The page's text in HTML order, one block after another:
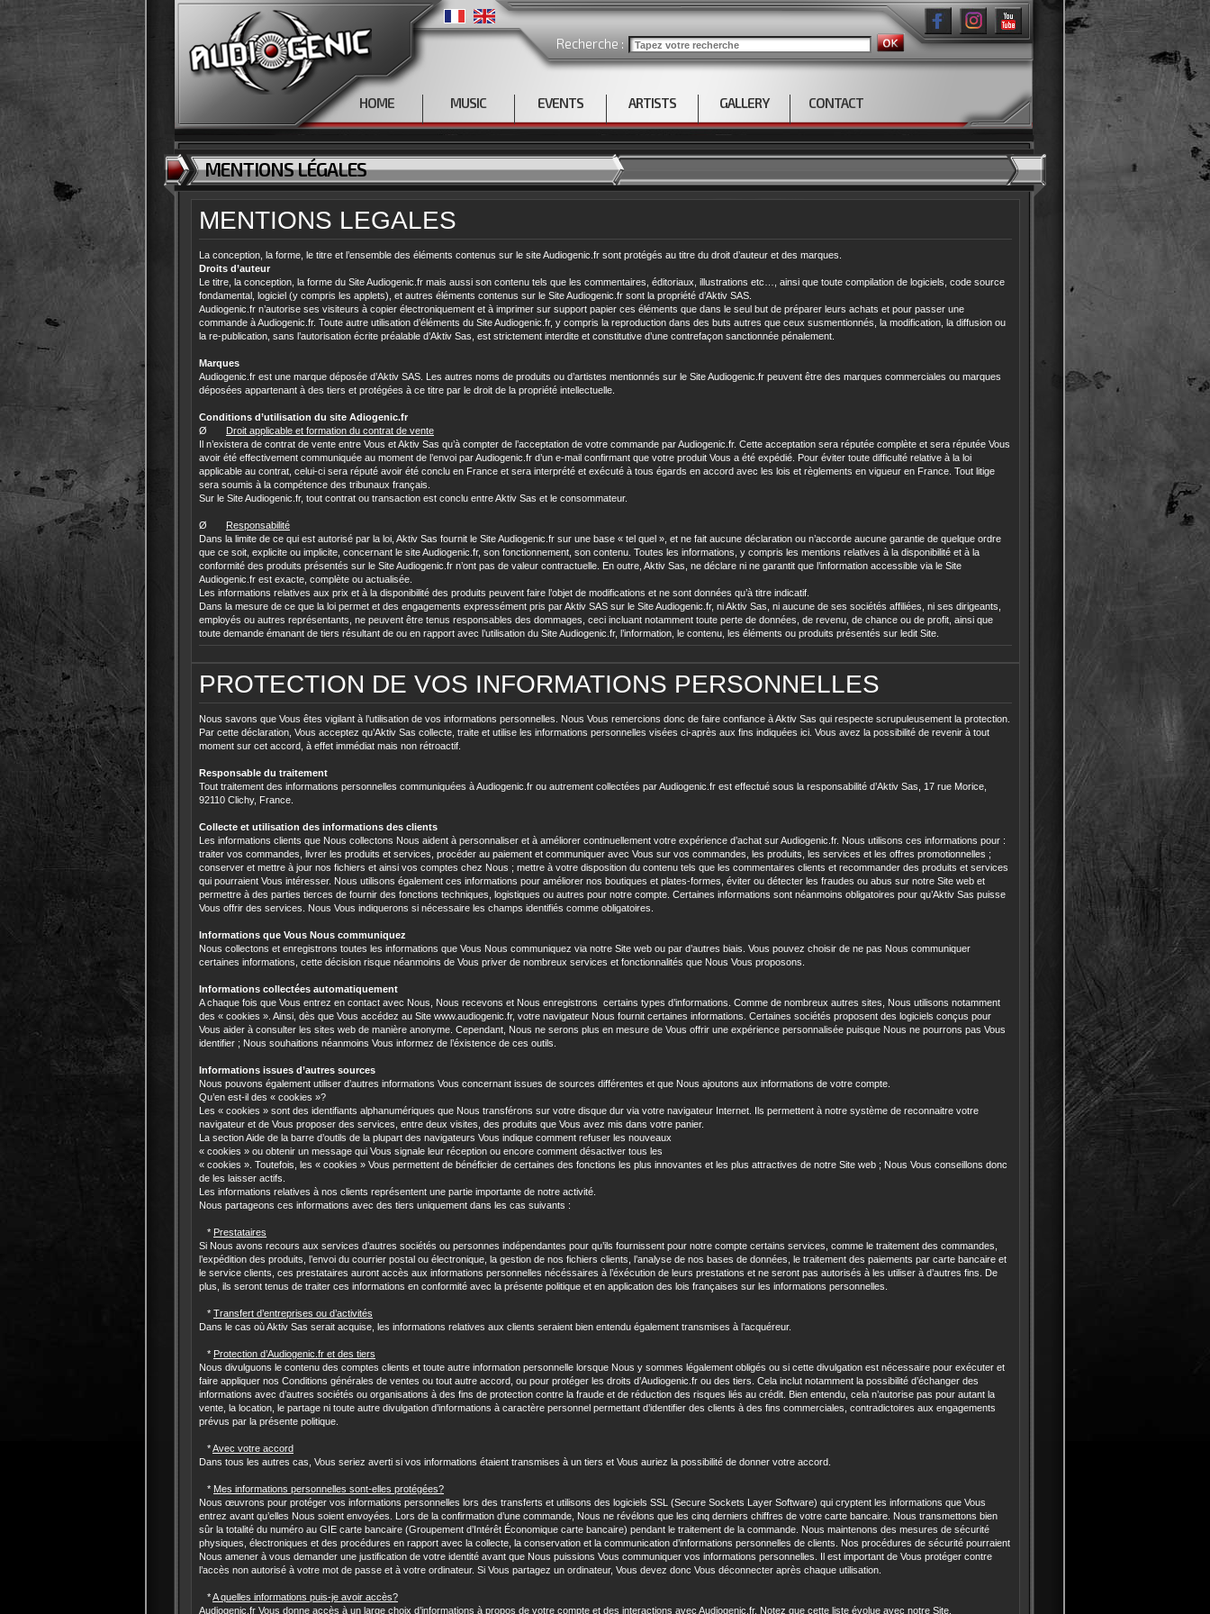
Recherche :
HOME MUSIC EVENTS ARTISTS GALLERY CONTACT
MENTIONS LÉGALES
MENTIONS LEGALES
La conception, la forme, le titre et l’ensemble des éléments contenus sur le site Audiogenic.fr sont protégés au titre du droit d’auteur et des marques.
Droits d’auteur
Le titre, la conception, la forme du Site Audiogenic.fr mais aussi son contenu tels que les commentaires, éditoriaux, illustrations etc…, ainsi que toute compilation de logiciels, code source
fondamental, logiciel (y compris les applets), et autres éléments contenus sur le Site Audiogenic.fr sont la propriété d’Aktiv SAS.
Audiogenic.fr n’autorise ses visiteurs à copier électroniquement et à imprimer sur support papier ces éléments que dans le seul but de préparer leurs achats et pour passer une
commande à Audiogenic.fr. Toute autre utilisation d’éléments du Site Audiogenic.fr, y compris la reproduction dans des buts autres que ceux susmentionnés, la modification, la diffusion ou
la re-publication, sans l’autorisation écrite préalable d’Aktiv Sas, est strictement interdite et constitutive d’une contrefaçon sanctionnée pénalement.
Marques
Audiogenic.fr est une marque déposée d’Aktiv SAS. Les autres noms de produits ou d’artistes mentionnés sur le Site Audiogenic.fr peuvent être des marques commerciales ou marques
déposées appartenant à des tiers et protégées à ce titre par le droit de la propriété intellectuelle.
Conditions d’utilisation du site Adiogenic.fr
Ø Droit applicable et formation du contrat de vente
Il n’existera de contrat de vente entre Vous et Aktiv Sas qu’à compter de l’acceptation de votre commande par Audiogenic.fr. Cette acceptation sera réputée complète et sera réputée Vous
avoir été effectivement communiquée au moment de l’envoi par Audiogenic.fr d’un e-mail confirmant que votre produit Vous a été expédié. Pour éviter toute difficulté relative à la loi
applicable au contrat, celui-ci sera réputé avoir été conclu en France et sera interprété et exécuté à tous égards en accord avec les lois et règlements en vigueur en France. Tout litige
sera soumis à la compétence des tribunaux français.
Sur le Site Audiogenic.fr, tout contrat ou transaction est conclu entre Aktiv Sas et le consommateur.
Ø Responsabilité
Dans la limite de ce qui est autorisé par la loi, Aktiv Sas fournit le Site Audiogenic.fr sur une base « tel quel », et ne fait aucune déclaration ou n’accorde aucune garantie de quelque ordre
que ce soit, explicite ou implicite, concernant le site Audiogenic.fr, son fonctionnement, son contenu. Toutes les informations, y compris les mentions relatives à la disponibilité et à la
conformité des produits présentés sur le Site Audiogenic.fr n’ont pas de valeur contractuelle. En outre, Aktiv Sas, ne déclare ni ne garantit que l’information accessible via le Site
Audiogenic.fr est exacte, complète ou actualisée.
Les informations relatives aux prix et à la disponibilité des produits peuvent faire l’objet de modifications et ne sont données qu’à titre indicatif.
Dans la mesure de ce que la loi permet et des engagements expressément pris par Aktiv SAS sur le Site Audiogenic.fr, ni Aktiv Sas, ni aucune de ses sociétés affiliées, ni ses dirigeants,
employés ou autres représentants, ne peuvent être tenus responsables des dommages, ceci incluant notamment toute perte de données, de revenu, de chance ou de profit, ainsi que
toute demande émanant de tiers résultant de ou en rapport avec l’utilisation du Site Audiogenic.fr, l’information, le contenu, les éléments ou produits présentés sur ledit Site.
PROTECTION DE VOS INFORMATIONS PERSONNELLES
Nous savons que Vous êtes vigilant à l’utilisation de vos informations personnelles. Nous Vous remercions donc de faire confiance à Aktiv Sas qui respecte scrupuleusement la protection.
Par cette déclaration, Vous acceptez qu’Aktiv Sas collecte, traite et utilise les informations personnelles visées ci-après aux fins indiquées ici. Vous avez la possibilité de revenir à tout
moment sur cet accord, à effet immédiat mais non rétroactif.
Responsable du traitement
Tout traitement des informations personnelles communiquées à Audiogenic.fr ou autrement collectées par Audiogenic.fr est effectué sous la responsabilité d’Aktiv Sas, 17 rue Morice,
92110 Clichy, France.
Collecte et utilisation des informations des clients
Les informations clients que Nous collectons Nous aident à personnaliser et à améliorer continuellement votre expérience d’achat sur Audiogenic.fr. Nous utilisons ces informations pour :
traiter vos commandes, livrer les produits et services, procéder au paiement et communiquer avec Vous sur vos commandes, les produits, les services et les offres promotionnelles ;
conserver et mettre à jour nos fichiers et ainsi vos comptes chez Nous ; mettre à votre disposition du contenu tels que les commentaires clients et recommander des produits et services
qui pourraient Vous intéresser. Nous utilisons également ces informations pour améliorer nos boutiques et plates-formes, éviter ou détecter les fraudes ou abus sur notre Site web et
permettre à des parties tierces de fournir des fonctions techniques, logistiques ou autres pour notre compte. Certaines informations sont néanmoins obligatoires pour qu’Aktiv Sas puisse
Vous offrir des services. Nous Vous indiquerons si nécessaire les champs identifiés comme obligatoires.
Informations que Vous Nous communiquez
Nous collectons et enregistrons toutes les informations que Vous Nous communiquez via notre Site web ou par d’autres biais. Vous pouvez choisir de ne pas Nous communiquer
certaines informations, cette décision risque néanmoins de Vous priver de nombreux services et fonctionnalités que Nous Vous proposons.
Informations collectées automatiquement
A chaque fois que Vous entrez en contact avec Nous, Nous recevons et Nous enregistrons certains types d’informations. Comme de nombreux autres sites, Nous utilisons notamment
des « cookies ». Ainsi, dès que Vous accédez au Site www.audiogenic.fr, votre navigateur Nous fournit certaines informations. Certaines sociétés proposent des logiciels conçus pour
Vous aider à consulter les sites web de manière anonyme. Cependant, Nous ne serons plus en mesure de Vous offrir une expérience personnalisée puisque Nous ne pourrons pas Vous
identifier ; Nous souhaitions néanmoins Vous informez de l’éxistence de ces outils.
Informations issues d’autres sources
Nous pouvons également utiliser d’autres informations Vous concernant issues de sources différentes et que Nous ajoutons aux informations de votre compte.
Qu’en est-il des « cookies »?
Les « cookies » sont des identifiants alphanumériques que Nous transférons sur votre disque dur via votre navigateur Internet. Ils permettent à notre système de reconnaitre votre
navigateur et de Vous proposer des services, entre deux visites, des produits que Vous avez mis dans votre panier.
La section Aide de la barre d’outils de la plupart des navigateurs Vous indique comment refuser les nouveaux
« cookies » ou obtenir un message qui Vous signale leur réception ou encore comment désactiver tous les
« cookies ». Toutefois, les « cookies » Vous permettent de bénéficier de certaines des fonctions les plus innovantes et les plus attractives de notre Site web ; Nous Vous conseillons donc
de les laisser actifs.
Les informations relatives à nos clients représentent une partie importante de notre activité.
Nous partageons ces informations avec des tiers uniquement dans les cas suivants :
* Prestataires
Si Nous avons recours aux services d’autres sociétés ou personnes indépendantes pour qu’ils fournissent pour notre compte certains services, comme le traitement des commandes,
l’expédition des produits, l’envoi du courrier postal ou électronique, la gestion de nos fichiers clients, l’analyse de nos bases de données, le traitement des paiements par carte bancaire et
le service clients, ces prestataires auront accès aux informations personnelles nécéssaires à l’éxécution de leurs prestations et ne seront pas autorisés à les utiliser à d’autres fins. De
plus, ils seront tenus de traiter ces informations en conformité avec la présente politique et en application des lois françaises sur les informations personnelles.
* Transfert d’entreprises ou d’activités
Dans le cas où Aktiv Sas serait acquise, les informations relatives aux clients seraient bien entendu également transmises à l’acquéreur.
* Protection d’Audiogenic.fr et des tiers
Nous divulguons le contenu des comptes clients et toute autre information personnelle lorsque Nous y sommes légalement obligés ou si cette divulgation est nécessaire pour exécuter et
faire appliquer nos Conditions générales de ventes ou tout autre accord, ou pour protéger les droits d’Audiogenic.fr ou des tiers. Cela inclut notamment la possibilité d’échanger des
informations avec d’autres sociétés ou organisations à des fins de protection contre la fraude et de réduction des risques liés au crédit. Bien entendu, cela n’autorise pas pour autant la
vente, la location, le partage ni toute autre divulgation d’informations à caractère personnel permettant d’identifier des clients à des fins commerciales, contradictoires aux engagements
prévus par la présente politique.
*Avec votre accord
Dans tous les autres cas, Vous seriez averti si vos informations étaient transmises à un tiers et Vous auriez la possibilité de donner votre accord.
* Mes informations personnelles sont-elles protégées?
Nous œuvrons pour protéger vos informations personnelles lors des transferts et utilisons des logiciels SSL (Secure Sockets Layer Software) qui cryptent les informations que Vous
entrez avant qu’elles Nous soient envoyées. Lors de la confirmation d’une commande, Nous ne révélons que les cinq derniers chiffres de votre carte bancaire. Nous transmettons bien
sûr la totalité du numéro au GIE carte bancaire (Groupement d’Intérêt Économique carte bancaire) pendant le traitement de la commande. Nous maintenons des mesures de sécurité
physiques, électroniques et des procédures en rapport avec la collecte, la conservation et la communication d’informations personnelles de clients. Nos procédures de sécurité pourraient
Nous amener à vous demander une justification de votre identité avant que Nous puissions Vous communiquer vos informations personnelles. Il est important de Vous protéger contre
l’accès non autorisé à votre mot de passe et à votre ordinateur. Si Vous partagez un ordinateur, Vous devez donc Vous déconnecter après chaque utilisation.
*A quelles informations puis-je avoir accès?
Audiogenic.fr Vous donne accès à un large choix d’informations à propos de votre compte et des interactions avec Audiogenic.fr. Notez que cette liste évolue avec notre Site.